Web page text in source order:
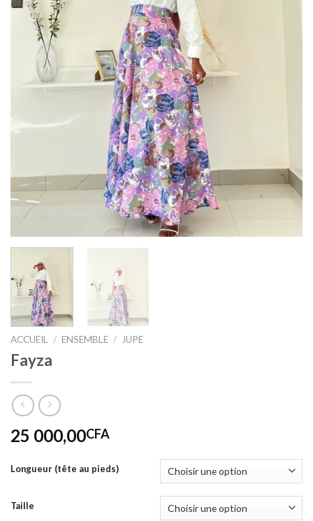
ACCUEIL / ENSEMBLE / JUPE
Fayza
25 000,00CFA
Longueur (tête au pieds)
Taille